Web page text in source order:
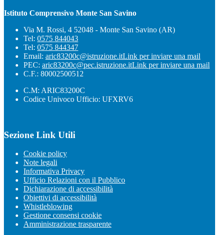
Istituto Comprensivo Monte San Savino
Via M. Rossi, 4 52048 - Monte San Savino (AR)
Tel: 0575 844043
Tel: 0575 844347
Email: aric83200c@istruzione.itLink per inviare una mail
PEC: aric83200c@pec.istruzione.itLink per inviare una mail
C.F.: 80002500512
C.M: ARIC83200C
Codice Univoco Ufficio: UFXRV6
Sezione Link Utili
Cookie policy
Note legali
Informativa Privacy
Ufficio Relazioni con il Pubblico
Dichiarazione di accessibilità
Obiettivi di accessibilità
Whistleblowing
Gestione consensi cookie
Amministrazione trasparente